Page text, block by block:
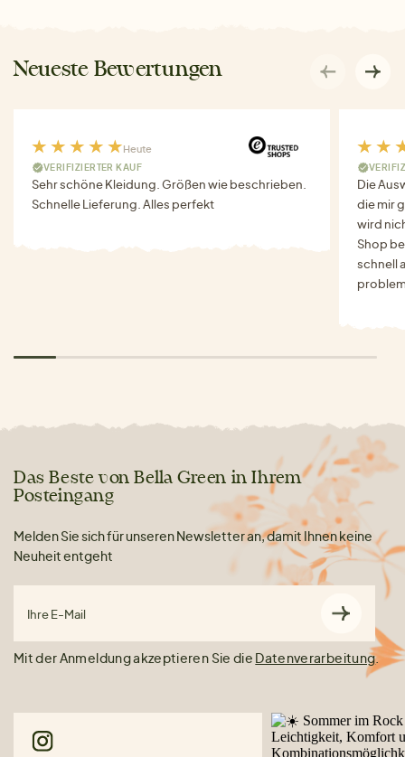
Neueste Bewertungen
Heute
VERIFIZIERTER KAUF
Sehr schöne Kleidung. Größen wie beschrieben.
Schnelle Lieferung. Alles perfekt
Die
die mir
wird
Shop
schnell
Das Beste von Bella Green in Ihrem
Posteingang
Melden Sie sich für unseren Newsletter an, damit Ihnen keine
Neuheit entgeht
Ihre E-Mail
Mit der Anmeldung akzeptieren Sie die Datenverarbeitung.